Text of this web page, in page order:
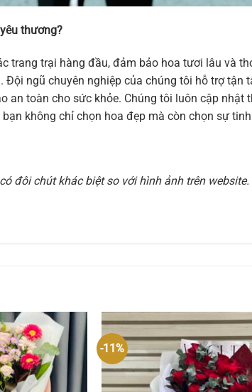
thương?
trang trại hàng đầu, đảm bảo hoa tươi lâu và
ngũ chuyên nghiệp của chúng tôi hỗ trợ tận
toàn cho sức khỏe. Chúng tôi luôn cập nhật
không chỉ chọn hoa đẹp mà còn chọn sự
đôi chút khác biệt so với hình ảnh trên
-11%